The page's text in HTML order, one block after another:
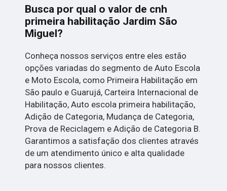
Busca por qual o valor de cnh
primeira habilitação Jardim São
Miguel?
Conheça nossos serviços entre eles estão
opções variadas do segmento de Auto Escola
e Moto Escola, como Primeira Habilitação em
São paulo e Guarujá, Carteira Internacional de
Habilitação, Auto escola primeira habilitação,
Adição de Categoria, Mudança de Categoria,
Prova de Reciclagem e Adição de Categoria B.
Garantimos a satisfação dos clientes através
de um atendimento único e alta qualidade
para nossos clientes.